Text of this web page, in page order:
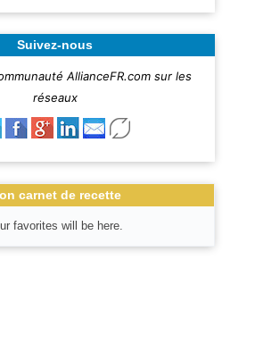
Suivez-nous
AllianceFR.com sur les
réseaux
carnet de recette
favorites will be here.